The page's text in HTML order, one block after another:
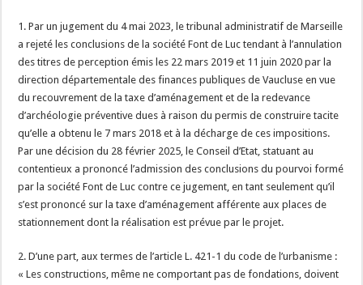
1. Par un jugement du 4 mai 2023, le tribunal administratif de Marseille
a rejeté les conclusions de la société Font de Luc tendant à l’annulation
des titres de perception émis les 22 mars 2019 et 11 juin 2020 par la
direction départementale des finances publiques de Vaucluse en vue
du recouvrement de la taxe d’aménagement et de la redevance
d’archéologie préventive dues à raison du permis de construire tacite
qu’elle a obtenu le 7 mars 2018 et à la décharge de ces impositions.
Par une décision du 28 février 2025, le Conseil d’Etat, statuant au
contentieux a prononcé l’admission des conclusions du pourvoi formé
par la société Font de Luc contre ce jugement, en tant seulement qu’il
s’est prononcé sur la taxe d’aménagement afférente aux places de
stationnement dont la réalisation est prévue par le projet.
2. D’une part, aux termes de l’article L. 421-1 du code de l’urbanisme :
« Les constructions, même ne comportant pas de fondations, doivent